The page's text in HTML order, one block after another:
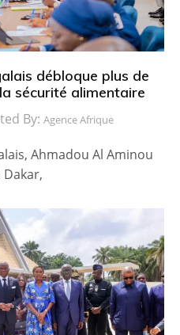
débloque plus de
sécurité alimentaire
By: Agence Afrique
Ahmadou Al Aminou